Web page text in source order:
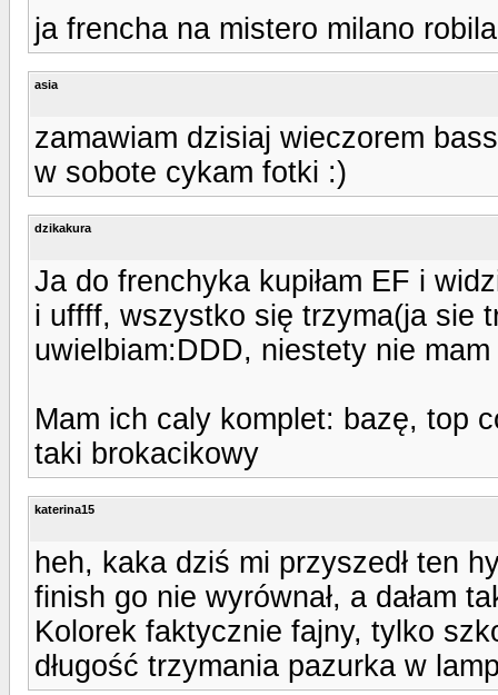
ja frencha na mistero milano
asia
zamawiam dzisiaj wieczorem
w sobote cykam fotki :)
dzikakura
Ja do frenchyka kupiłam EF i
i uffff, wszystko się trzyma(ja sie
uwielbiam:DDD, niestety nie
Mam ich caly komplet: bazę, top
taki brokacikowy
katerina15
heh, kaka dziś mi przyszedł ten
finish go nie wyrównał, a dałam
Kolorek faktycznie fajny, tylko
długość trzymania pazurka w